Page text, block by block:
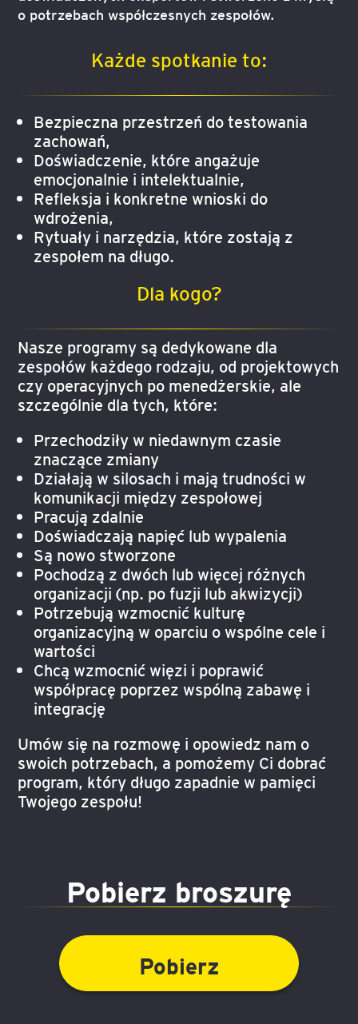
o potrzebach współczesnych zespołów.
Każde spotkanie to:
Bezpieczna przestrzeń do testowania
zachowań,
Doświadczenie, które angażuje
emocjonalnie i intelektualnie,
Refleksja i konkretne wnioski do
wdrożenia,
Rytuały i narzędzia, które zostają z
zespołem na długo.
Dla kogo?
Nasze programy są dedykowane dla
zespołów każdego rodzaju, od projektowych
czy operacyjnych po menedżerskie, ale
szczególnie dla tych, które:
Przechodziły w niedawnym czasie
znaczące zmiany
Działają w silosach i mają trudności w
komunikacji między zespołowej
Pracują zdalnie
Doświadczają napięć lub wypalenia
Są nowo stworzone
Pochodzą z dwóch lub więcej różnych
organizacji (np. po fuzji lub akwizycji)
Potrzebują wzmocnić kulturę
organizacyjną w oparciu o wspólne cele i
wartości
Chcą wzmocnić więzi i poprawić
współpracę poprzez wspólną zabawę i
integrację
Umów się na rozmowę i opowiedz nam o
swoich potrzebach, a pomożemy Ci dobrać
program, który długo zapadnie w pamięci
Twojego zespołu!
Pobierz broszurę
Pobierz